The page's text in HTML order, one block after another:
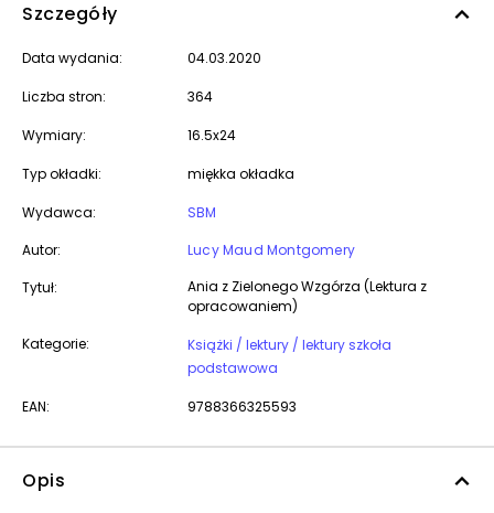
Szczegóły
Data wydania: 04.03.2020
Liczba stron: 364
Wymiary: 16.5x24
Typ okładki: miękka okładka
Wydawca:
SBM
Autor:
Lucy Maud Montgomery
Tytuł:
Ania z Zielonego Wzgórza (Lektura z
opracowaniem)
Kategorie:
Książki / lektury / lektury szkoła
podstawowa
EAN: 9788366325593
Opis